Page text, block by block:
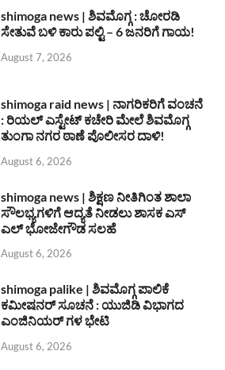
shimoga news | ಶಿವಮೊಗ್ಗ : ಚೋರಡಿ
ಸೇತುವೆ ಬಳಿ ಕಾರು ಪಲ್ಟಿ – 6 ಜನರಿಗೆ ಗಾಯ!
August 7, 2026
shimoga raid news | ನಾಗರಿಕರಿಗೆ ವಂಚನೆ
: ರಿಯಲ್ ಎಸ್ಟೇಟ್ ಕಚೇರಿ ಮೇಲೆ ಶಿವಮೊಗ್ಗ
ತುಂಗಾ ನಗರ ಠಾಣೆ ಪೊಲೀಸರ ದಾಳಿ!
August 6, 2026
shimoga news | ಶಿಕ್ಷಣ ನೀತಿಗಿಂತ ಶಾಲಾ
ಸೌಲಭ್ಯಗಳಿಗೆ ಆದ್ಯತೆ ನೀಡಲು ಶಾಸಕ ಎಸ್
ಎಲ್ ಭೋಜೇಗೌಡ ಸಲಹೆ
August 6, 2026
shimoga palike | ಶಿವಮೊಗ್ಗ ಪಾಲಿಕೆ
ಕಮೀಷನರ್ ಸೂಚನೆ : ಯುಜಿಡಿ ವಿಭಾಗದ
ಎಂಜಿನಿಯರ್ ಗಳ ಭೇಟಿ
August 6, 2026